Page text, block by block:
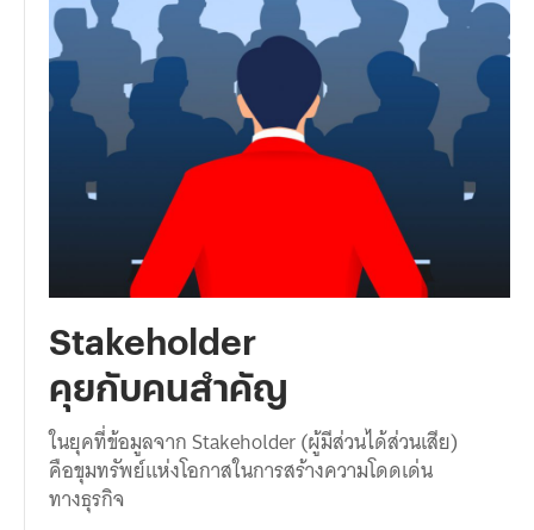
Stakeholder
คุยกับคนสำคัญ
ในยุคที่ข้อมูลจาก Stakeholder (ผู้มีส่วนได้ส่วนเสีย)
คือขุมทรัพย์แห่งโอกาสในการสร้างความโดดเด่น
ทางธุรกิจ